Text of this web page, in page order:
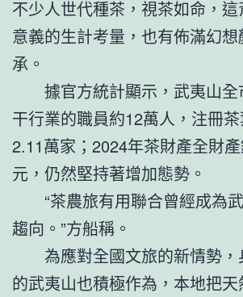
不少人世代種茶，視茶如命，
意義的生計考量，也有佈滿幻
承。
據官方統計顯示，武夷山
干行業的職員約12萬人，注冊
2.11萬家；2024年茶財產全財
元，仍然堅持著增加態勢。
“茶農旅有用聯合曾經成為
趨向。”方船稱。
為應對全國文旅的新情勢，
的武夷山也積極作為，本地把